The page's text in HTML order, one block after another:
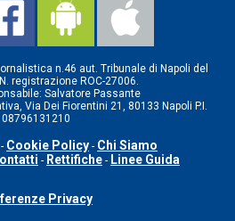
n.46 aut. Tribunale di Napoli del
registrazione ROC-27006.
Salvatore Passante
Via Dei Fiorentini 21, 80133 Napoli P.I.
08796131210
- Cookie Policy - Chi Siamo
- Rettifiche - Linee Guida
Privacy